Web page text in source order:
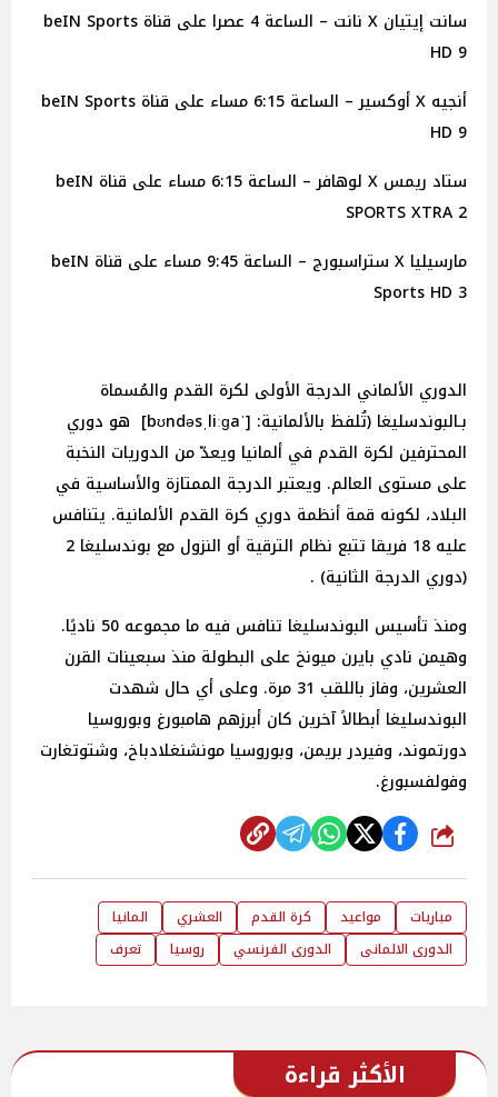
سانت إيتيان X نانت – الساعة 4 عصرا على قناة beIN Sports
HD 9
أنجيه X أوكسير – الساعة 6:15 مساء على قناة beIN Sports
HD 9
ستاد ريمس X لوهافر – الساعة 6:15 مساء على قناة beIN
SPORTS XTRA 2
مارسيليا X ستراسبورج – الساعة 9:45 مساء على قناة beIN
Sports HD 3
الدوري الألماني الدرجة الأولى لكرة القدم والمُسماة
بـالبوندسليغا (تُلفظ بالألمانية: [ˈbʊndəsˌliːɡa] هو دوري
المحترفين لكرة القدم في ألمانيا ويعدّ من الدوريات النخبة
على مستوى العالم. ويعتبر الدرجة الممتازة والأساسية في
البلاد، لكونه قمة أنظمة دوري كرة القدم الألمانية. يتنافس
عليه 18 فريقا تتبع نظام الترقية أو النزول مع بوندسليغا 2
(دوري الدرجة الثانية) .
ومنذ تأسيس البوندسليغا تنافس فيه ما مجموعه 50 ناديًا.
وهيمن نادي بايرن ميونخ على البطولة منذ سبعينات القرن
العشرين، وفاز باللقب 31 مرة. وعلى أي حال شهدت
البوندسليغا أبطالاً آخرين كان أبرزهم هامبورغ وبوروسيا
دورتموند، وفيردر بريمن، وبوروسيا مونشنغلادباخ، وشتوتغارت
وفولفسبورغ.
شارك
مباريات مواعيد كرة القدم العشري
المانيا
الدورى الالمانى
الدورى الفرنسي روسيا تعرف
الأكثر قراءة